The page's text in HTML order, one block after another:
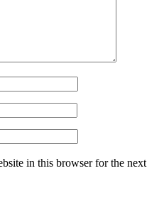
in this browser for the next